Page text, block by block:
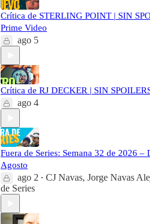
Crítica de STERLING POINT | SIN
Prime Video
ago 5
Crítica de RJ DECKER | SIN
ago 4
Fuera de Series: Semana 32 de 2026 –
Agosto
ago 2 • CJ Navas, Jorge Navas
de Series